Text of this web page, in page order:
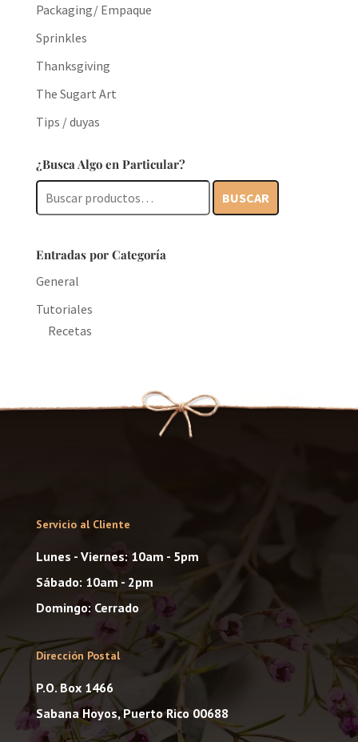
Packaging/ Empaque
Sprinkles
Thanksgiving
The Sugart Art
Tips / duyas
¿Busca Algo en Particular?
por:
BUSCAR
Entradas por Categoría
General
Tutoriales
Recetas
Servicio al Cliente
Lunes - Viernes: 10am - 5pm
Sábado: 10am - 2pm
Domingo: Cerrado
Dirección Postal
P.O. Box 1466
Sabana Hoyos, Puerto Rico 00688